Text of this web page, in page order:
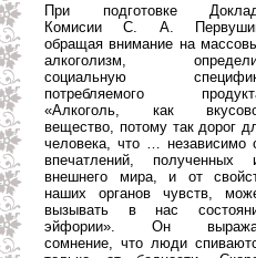
При подготовке
Комисии С. А.
обращая внимание на
алкоголизм,
социальную
потребляемого
«Алкоголь, как
вещество, потому так дорог
человека, что … независимо
впечатлений, полученных
внешнего мира, и от
наших органов чувств,
вызывать в нас
эйфории». Он
сомнение, что люди